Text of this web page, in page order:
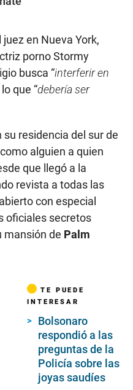
en Nueva York,
porno Stormy
busca “interferir en
lo que “debería ser
su residencia del sur de
alguien a quien
que llegó a la
revista a todas las
con especial
oficiales secretos
mansión de Palm
TE PUEDE
INTERESAR
Bolsonaro
respondió a las
preguntas de la
Policía sobre las
joyas saudíes